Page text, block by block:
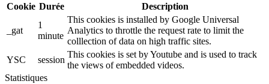
Cookie Durée Description
_gat
1
minute
This cookies is installed by Google Universal
Analytics to throttle the request rate to limit the
colllection of data on high traffic sites.
YSC
session
This cookies is set by Youtube and is used to track
the views of embedded videos.
Statistiques